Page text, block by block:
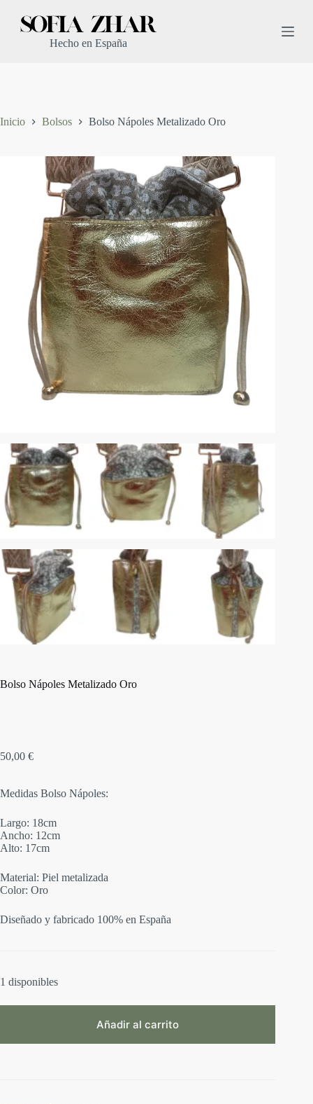
o
Hecho en España
Inicio Bolsos Bolso Nápoles Metalizado Oro
Bolso Nápoles Metalizado Oro
50,00 €
Medidas Bolso Nápoles:
Largo: 18cm
Ancho: 12cm
Alto: 17cm
Material: Piel metalizada
Color: Oro
Diseñado y fabricado 100% en España
1 disponibles
Añadir al carrito